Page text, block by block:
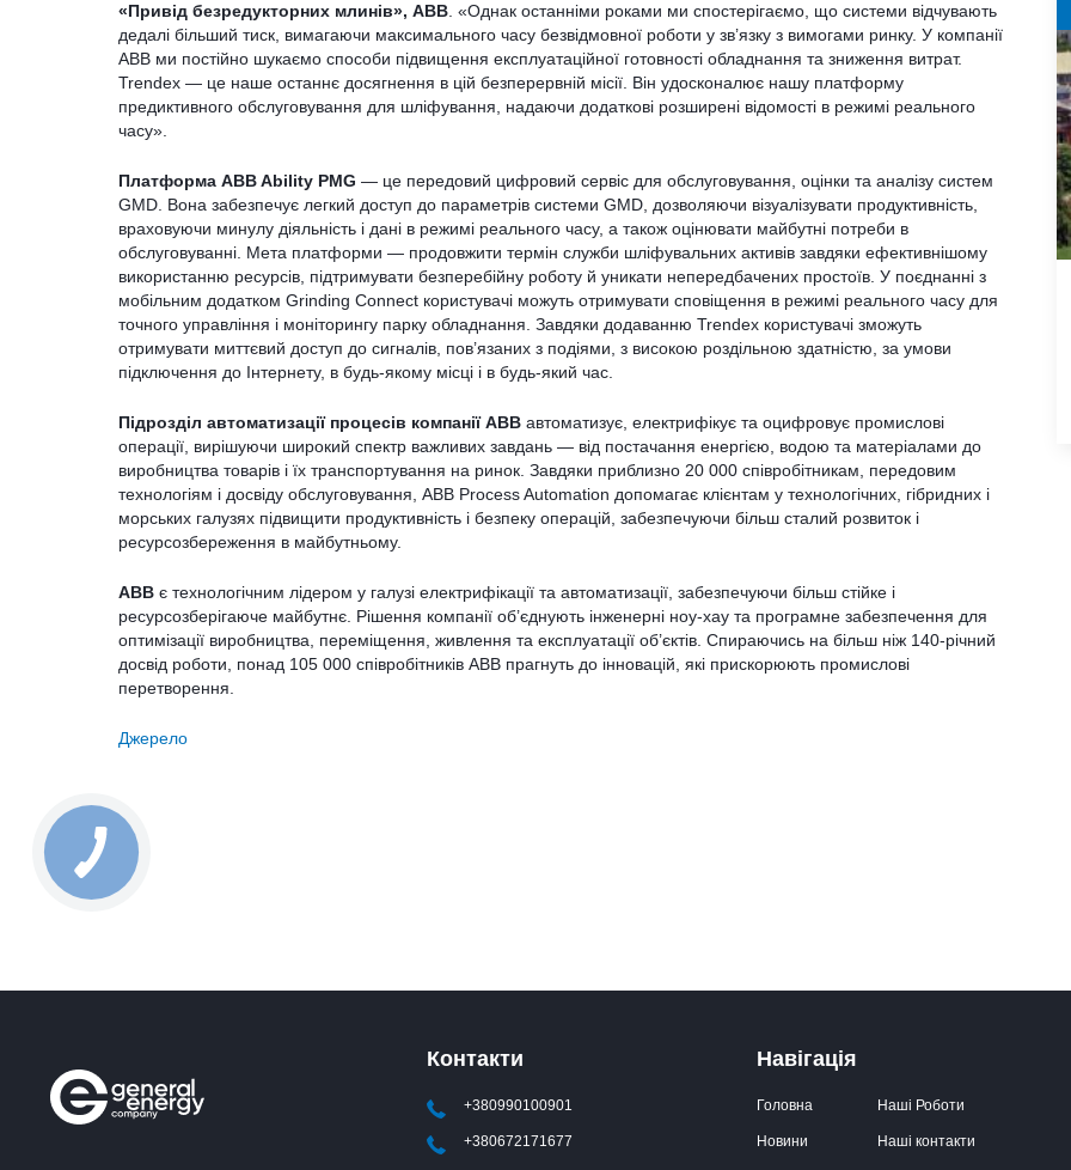
«Привід безредукторних млинів», ABB. «Однак останніми роками ми спостерігаємо, що системи відчувають
дедалі більший тиск, вимагаючи максимального часу безвідмовної роботи у зв’язку з вимогами ринку. У компанії
ABB ми постійно шукаємо способи підвищення експлуатаційної готовності обладнання та зниження витрат.
Trendex — це наше останнє досягнення в цій безперервній місії. Він удосконалює нашу платформу
предиктивного обслуговування для шліфування, надаючи додаткові розширені відомості в режимі реального
часу».
Платформа ABB Ability PMG — це передовий цифровий сервіс для обслуговування, оцінки та аналізу систем
GMD. Вона забезпечує легкий доступ до параметрів системи GMD, дозволяючи візуалізувати продуктивність,
враховуючи минулу діяльність і дані в режимі реального часу, а також оцінювати майбутні потреби в
обслуговуванні. Мета платформи — продовжити термін служби шліфувальних активів завдяки ефективнішому
використанню ресурсів, підтримувати безперебійну роботу й уникати непередбачених простоїв. У поєднанні з
мобільним додатком Grinding Connect користувачі можуть отримувати сповіщення в режимі реального часу для
точного управління і моніторингу парку обладнання. Завдяки додаванню Trendex користувачі зможуть
отримувати миттєвий доступ до сигналів, пов’язаних з подіями, з високою роздільною здатністю, за умови
підключення до Інтернету, в будь-якому місці і в будь-який час.
Підрозділ автоматизації процесів компанії ABB автоматизує, електрифікує та оцифровує промислові
операції, вирішуючи широкий спектр важливих завдань — від постачання енергією, водою та матеріалами до
виробництва товарів і їх транспортування на ринок. Завдяки приблизно 20 000 співробітникам, передовим
технологіям і досвіду обслуговування, ABB Process Automation допомагає клієнтам у технологічних, гібридних і
морських галузях підвищити продуктивність і безпеку операцій, забезпечуючи більш сталий розвиток і
ресурсозбереження в майбутньому.
ABB є технологічним лідером у галузі електрифікації та автоматизації, забезпечуючи більш стійке і
ресурсозберігаюче майбутнє. Рішення компанії об’єднують інженерні ноу-хау та програмне забезпечення для
оптимізації виробництва, переміщення, живлення та експлуатації об’єктів. Спираючись на більш ніж 140-річний
досвід роботи, понад 105 000 співробітників ABB прагнуть до інновацій, які прискорюють промислові
перетворення.
Джерело
Контакти
+380990100901
+380672171677
Навігація
Головна
Новини
Наші Роботи
Наші контакти